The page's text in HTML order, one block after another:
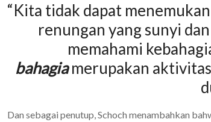
“Kita tidak dapat
renungan yang sunyi
memahami
bahagiamerupakan
Dan sebagai penutup, Schoch menambahkan